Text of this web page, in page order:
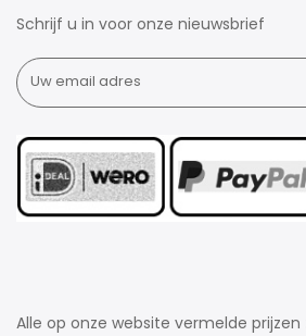
Schrijf u in voor onze nieuwsbrief
Alle op onze website vermelde prijzen